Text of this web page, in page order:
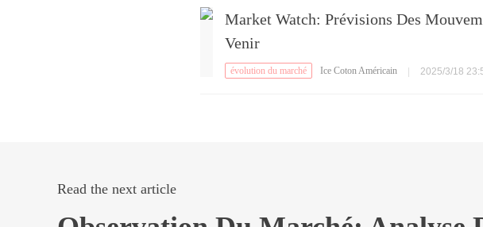
Market Watch: Prévisions Des
Venir
évolution du marché Ice Coton Américain 2025/3/18
Read the next article